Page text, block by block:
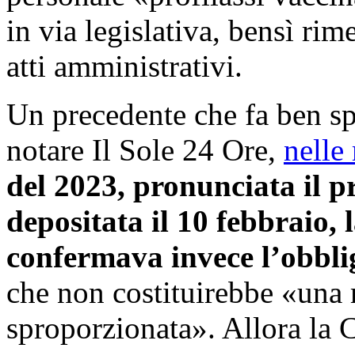
in via legislativa, bensì
atti amministrativi.
Un precedente che fa ben
notare Il Sole 24 Ore, nelle
del 2023, pronunciata il
depositata il 10 febbraio,
confermava invece
che non costituirebbe
sproporzionata». Allora la